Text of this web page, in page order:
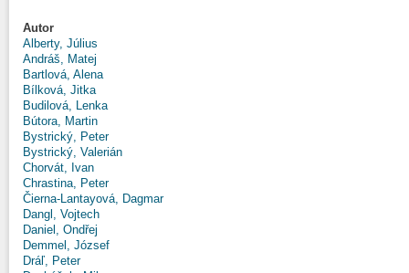
Autor
Alberty, Július
Andráš, Matej
Bartlová, Alena
Bílková, Jitka
Budilová, Lenka
Bútora, Martin
Bystrický, Peter
Bystrický, Valerián
Chorvát, Ivan
Chrastina, Peter
Čierna-Lantayová, Dagmar
Dangl, Vojtech
Daniel, Ondřej
Demmel, József
Dráľ, Peter